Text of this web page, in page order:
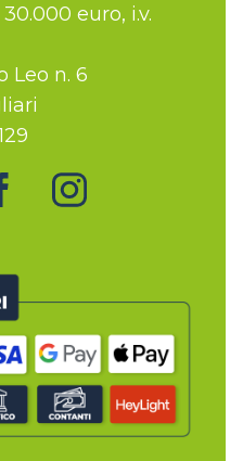
euro, i.v.
Leo n. 6